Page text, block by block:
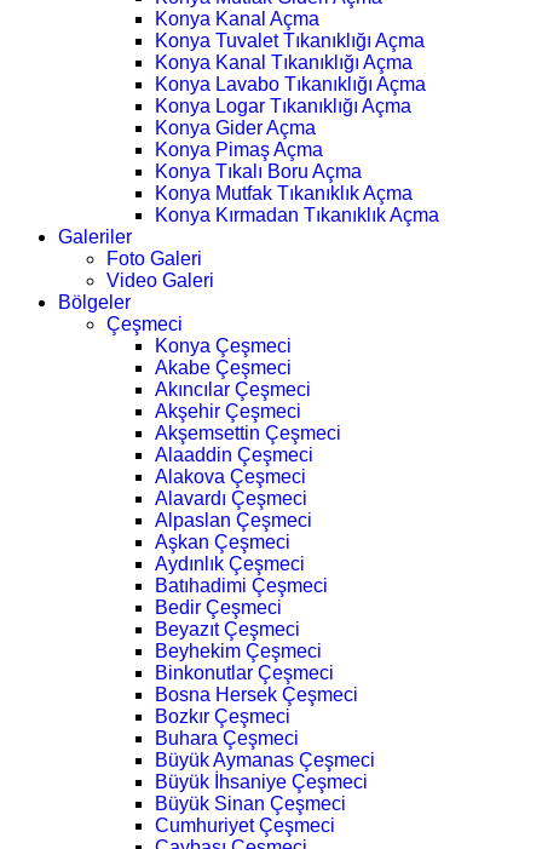
Konya Kanal Açma
Konya Tuvalet Tıkanıklığı Açma
Konya Kanal Tıkanıklığı Açma
Konya Lavabo Tıkanıklığı Açma
Konya Logar Tıkanıklığı Açma
Konya Gider Açma
Konya Pimaş Açma
Konya Tıkalı Boru Açma
Konya Mutfak Tıkanıklık Açma
Konya Kırmadan Tıkanıklık Açma
Galeriler
Foto Galeri
Video Galeri
Bölgeler
Çeşmeci
Konya Çeşmeci
Akabe Çeşmeci
Akıncılar Çeşmeci
Akşehir Çeşmeci
Akşemsettin Çeşmeci
Alaaddin Çeşmeci
Alakova Çeşmeci
Alavardı Çeşmeci
Alpaslan Çeşmeci
Aşkan Çeşmeci
Aydınlık Çeşmeci
Batıhadimi Çeşmeci
Bedir Çeşmeci
Beyazıt Çeşmeci
Beyhekim Çeşmeci
Binkonutlar Çeşmeci
Bosna Hersek Çeşmeci
Bozkır Çeşmeci
Buhara Çeşmeci
Büyük Aymanas Çeşmeci
Büyük İhsaniye Çeşmeci
Büyük Sinan Çeşmeci
Cumhuriyet Çeşmeci